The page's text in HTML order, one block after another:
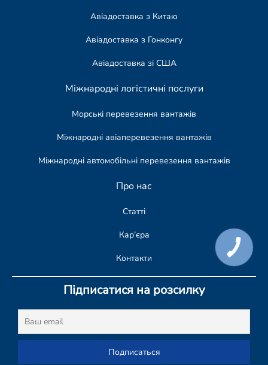
Авіадоставка з Китаю
Авіадоставка з Гонконгу
Авіадоставка зі США
Міжнародні логістичні послуги
Морські перевезення вантажів
Міжнародні авіаперевезення вантажів
Міжнародні автомобільні перевезення вантажів
Про нас
Статті
Кар’єра
Контакти
Підписатися на розсилку
КНОПКА
СВЯЗИ